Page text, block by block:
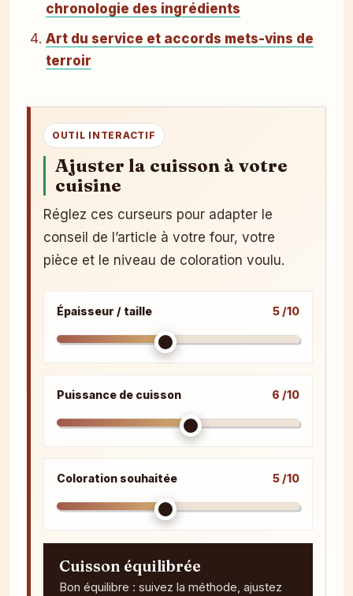
chronologie des ingrédients
Art du service et accords mets-vins de
terroir
OUTIL INTERACTIF
Ajuster la cuisson à votre
cuisine
Réglez ces curseurs pour adapter le
conseil de l’article à votre four, votre
pièce et le niveau de coloration voulu.
Épaisseur / taille 5 /10
Puissance de cuisson 6 /10
Coloration souhaitée 5 /10
Cuisson équilibrée
Bon équilibre : suivez la méthode, ajustez